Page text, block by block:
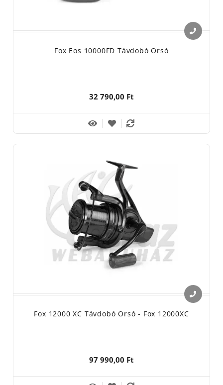
Fox Eos 10000FD Távdobó Orsó
32 790,00 Ft
Fox 12000 XC Távdobó Orsó - Fox 12000XC
97 990,00 Ft